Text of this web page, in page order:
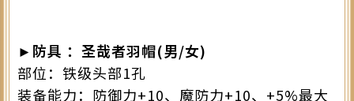
►防具 ：圣哉者羽帽(男/女)
部位：铁级头部1孔
装备能力：防御力+10、魔防力+10、+5%最大